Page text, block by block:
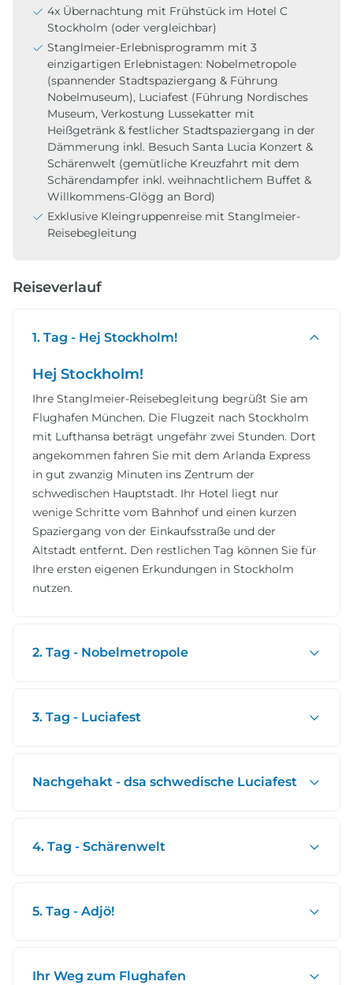
4x Übernachtung mit Frühstück im Hotel C
Stockholm (oder vergleichbar)
Stanglmeier-Erlebnisprogramm mit 3
einzigartigen Erlebnistagen: Nobelmetropole
(spannender Stadtspaziergang & Führung
Nobelmuseum), Luciafest (Führung Nordisches
Museum, Verkostung Lussekatter mit
Heißgetränk & festlicher Stadtspaziergang in der
Dämmerung inkl. Besuch Santa Lucia Konzert &
Schärenwelt (gemütliche Kreuzfahrt mit dem
Schärendampfer inkl. weihnachtlichem Buffet &
Willkommens-Glögg an Bord)
Exklusive Kleingruppenreise mit Stanglmeier-
Reisebegleitung
Reiseverlauf
1. Tag - Hej Stockholm!
Hej Stockholm!
Ihre Stanglmeier-Reisebegleitung begrüßt Sie am
Flughafen München. Die Flugzeit nach Stockholm
mit Lufthansa beträgt ungefähr zwei Stunden. Dort
angekommen fahren Sie mit dem Arlanda Express
in gut zwanzig Minuten ins Zentrum der
schwedischen Hauptstadt. Ihr Hotel liegt nur
wenige Schritte vom Bahnhof und einen kurzen
Spaziergang von der Einkaufsstraße und der
Altstadt entfernt. Den restlichen Tag können Sie für
Ihre ersten eigenen Erkundungen in Stockholm
nutzen.
2. Tag - Nobelmetropole
3. Tag - Luciafest
Nachgehakt - dsa schwedische Luciafest
4. Tag - Schärenwelt
5. Tag - Adjö!
Ihr Weg zum Flughafen